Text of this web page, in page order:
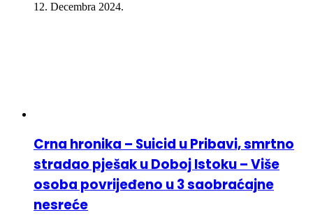
12. Decembra 2024.
Crna hronika – Suicid u Pribavi, smrtno
stradao pješak u Doboj Istoku – Više
osoba povrijeđeno u 3 saobraćajne
nesreće